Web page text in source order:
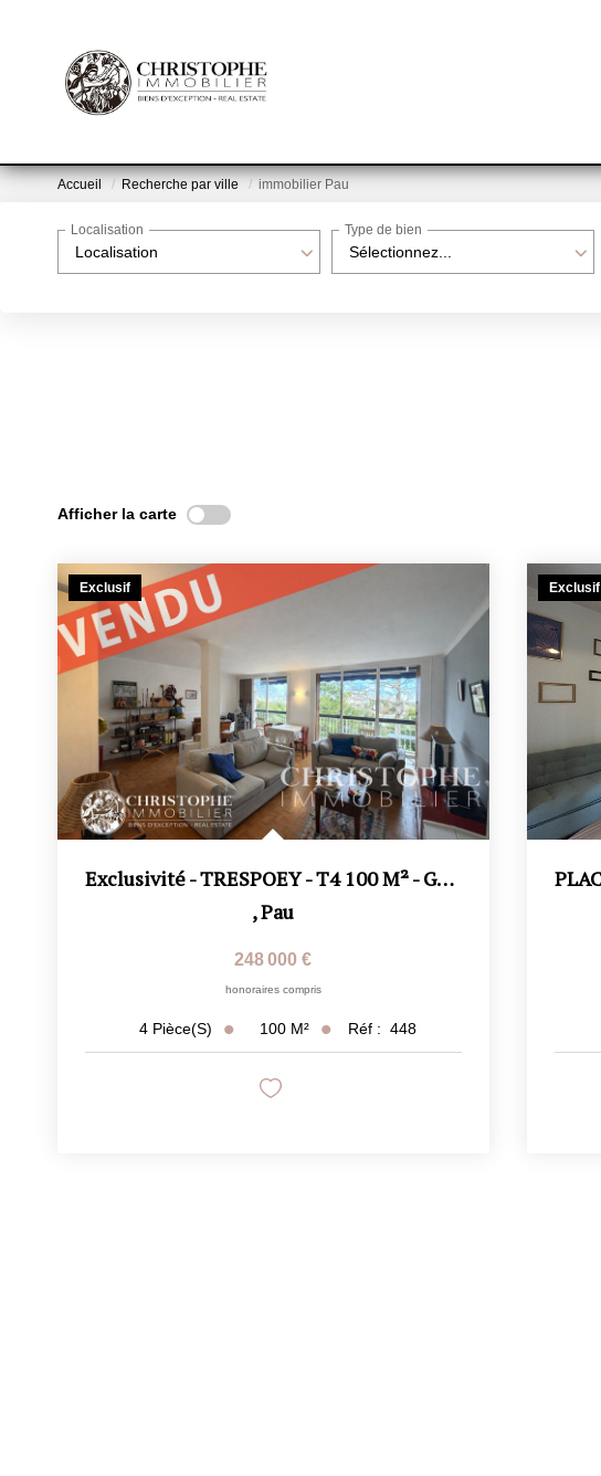
Accueil Recherche par ville immobilier Pau
Localisation
Localisation
Sélectionnez...
Type de bien
Afficher la carte
Exclusif
Exclusivité - TRESPOEY - T4 100 M² - Garage Box Et Cave -
,Pau
248 000 €
honoraires compris
4 Pièce(s) 100 M² Réf : 448
Exclusif